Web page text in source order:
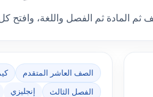
ثم المادة ثم الفصل واللغة، وافتح
الصف العاشر المتقدم
الفصل الثالث إنجليزي